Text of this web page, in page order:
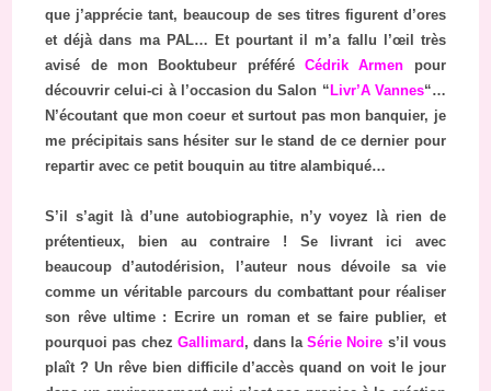
que j’apprécie tant, beaucoup de ses titres figurent d’ores
et déjà dans ma PAL… Et pourtant il m’a fallu l’œil très
avisé de mon Booktubeur préféréCédrik Armen pour
découvrir celui-ci à l’occasion du Salon “ Livr’A Vannes“…
N’écoutant que mon coeur et surtout pas mon banquier, je
me précipitais sans hésiter sur le stand de ce dernier pour
repartir avec ce petit bouquin au titre alambiqué…
S’il s’agit là d’une autobiographie, n’y voyez là rien de
prétentieux, bien au contraire ! Se livrant ici avec
beaucoup d’autodérision, l’auteur nous dévoile sa vie
comme un véritable parcours du combattant pour réaliser
son rêve ultime : Ecrire un roman et se faire publier, et
pourquoi pas chez Gallimard , dans laSérie Noire s’il vous
plaît ? Un rêve bien difficile d’accès quand on voit le jour